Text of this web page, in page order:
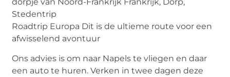
Roadtrip Europa Dit is de ultieme route voor een
afwisselend avontuur
Ons advies is om naar Napels te vliegen en daar
een auto te huren. Verken in twee dagen deze